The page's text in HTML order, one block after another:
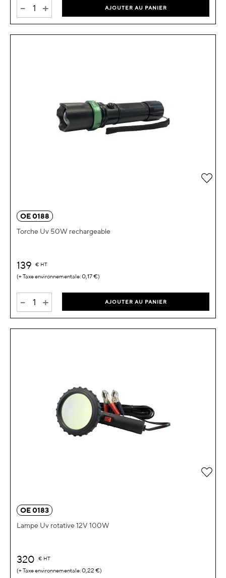
- + AJOUTER AU PANIER
OE 0188
Torche Uv 50W rechargeable
139 € HT
0,17 €
- + AJOUTER AU PANIER
OE 0183
Lampe Uv rotative 12V 100W
320 € HT
0,22 €